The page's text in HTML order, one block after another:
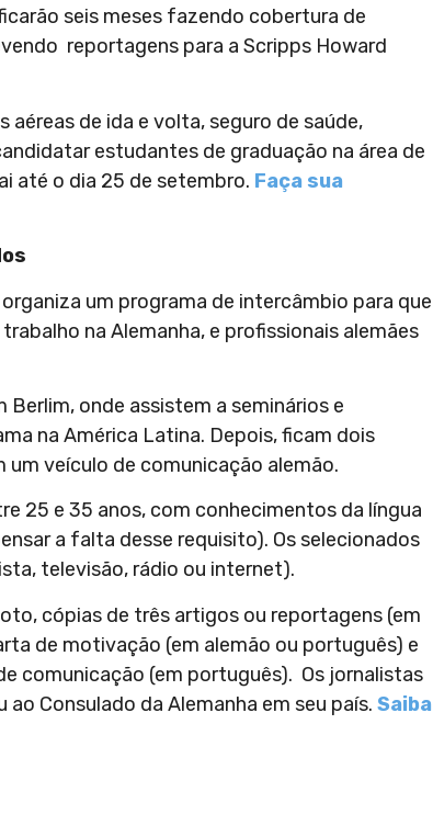
seis meses fazendo cobertura de
reportagens para a Scripps Howard
de ida e volta, seguro de saúde,
estudantes de graduação na área de
até o dia 25 de setembro. Faça sua
um programa de intercâmbio para que
na Alemanha, e profissionais alemães
onde assistem a seminários e
na América Latina. Depois, ficam dois
um veículo de comunicação alemão.
25 e 35 anos, com conhecimentos da língua
a falta desse requisito). Os selecionados
televisão, rádio ou internet).
cópias de três artigos ou reportagens (em
de motivação (em alemão ou português) e
comunicação (em português). Os jornalistas
Consulado da Alemanha em seu país. Saiba